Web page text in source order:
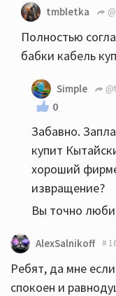
tmbletka
Полностью
бабки кабель
Simple
0
Забавно.
купит
хороший
извращение?
Вы точно
AlexSalnikoff
Ребят, да мне
спокоен и